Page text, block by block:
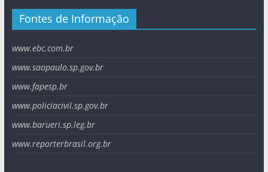
Fontes de Informação
www.ebc.com.br
www.saopaulo.sp.gov.br
www.fapesp.br
www.policiacivil.sp.gov.br
www.barueri.sp.leg.br
www.reporterbrasil.org.br